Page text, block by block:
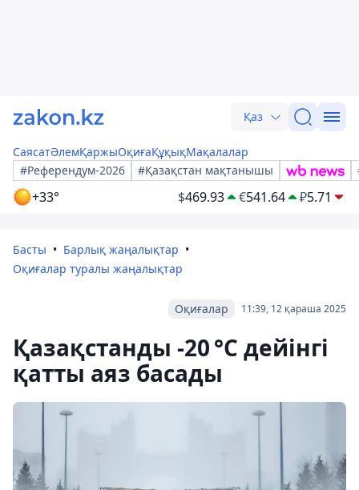
Қаз
СаясатӘлемҚаржыОқиғаҚұқықМақалалар
#Референдум-2026
#Қазақстан мақтанышы
+33° $469.93 €541.64 ₽5.71
Басты
Барлық жаңалықтар
Оқиғалар туралы жаңалықтар
11:39, 12 қараша 2025
Оқиғалар
Қазақстанды -20 °C дейінгі
қатты аяз басады